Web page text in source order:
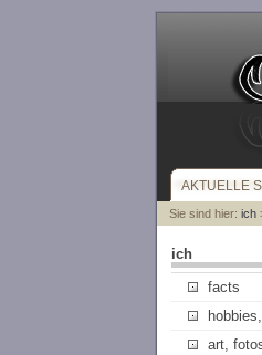
AKTUELLE
Sie sind hier: ich
ich
facts
art,